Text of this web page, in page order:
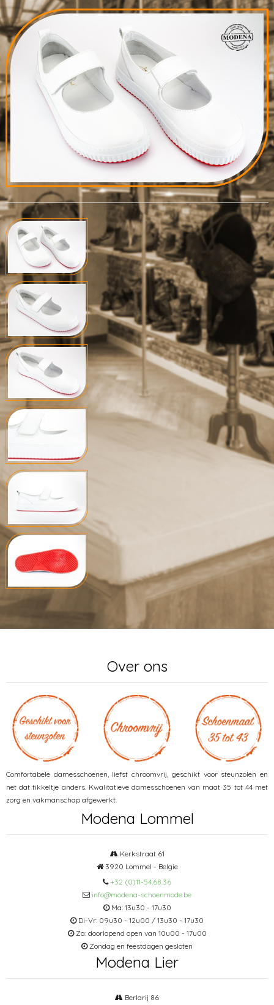
Over ons
Comfortabele damesschoenen, liefst chroomvrij, geschikt voor steunzolen en
net dat tikkeltje anders. Kwalitatieve damesschoenen van maat 35 tot 44 met
zorg en vakmanschap afgewerkt.
Modena Lommel
Kerkstraat 61
3920 Lommel - Belgie
+32 (0)11-54.68.36
info@modena-schoenmode.be
Ma: 13u30 - 17u30
Di-Vr: 09u30 - 12u00 / 13u30 - 17u30
Za: doorlopend open van 10u00 - 17u00
Zondag en feestdagen gesloten
Modena Lier
Berlarij 86